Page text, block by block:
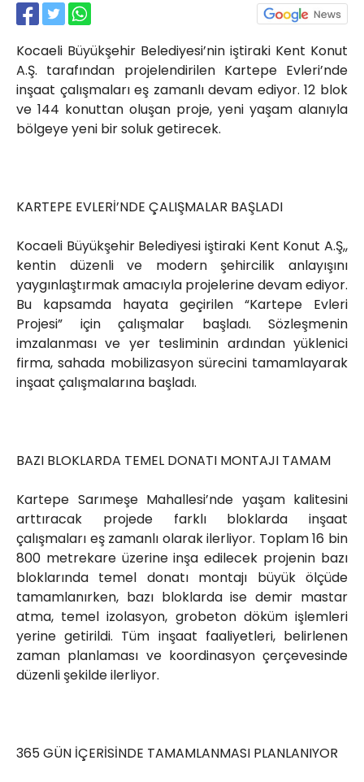
Kocaeli Büyükşehir Belediyesi’nin iştiraki Kent Konut
A.Ş. tarafından projelendirilen Kartepe Evleri’nde
inşaat çalışmaları eş zamanlı devam ediyor. 12 blok
ve 144 konuttan oluşan proje, yeni yaşam alanıyla
bölgeye yeni bir soluk getirecek.
KARTEPE EVLERİ’NDE ÇALIŞMALAR BAŞLADI
Kocaeli Büyükşehir Belediyesi iştiraki Kent Konut A.Ş,,
kentin düzenli ve modern şehircilik anlayışını
yaygınlaştırmak amacıyla projelerine devam ediyor.
Bu kapsamda hayata geçirilen “Kartepe Evleri
Projesi” için çalışmalar başladı. Sözleşmenin
imzalanması ve yer tesliminin ardından yüklenici
firma, sahada mobilizasyon sürecini tamamlayarak
inşaat çalışmalarına başladı.
BAZI BLOKLARDA TEMEL DONATI MONTAJI TAMAM
Kartepe Sarımeşe Mahallesi’nde yaşam kalitesini
arttıracak projede farklı bloklarda inşaat
çalışmaları eş zamanlı olarak ilerliyor. Toplam 16 bin
800 metrekare üzerine inşa edilecek projenin bazı
bloklarında temel donatı montajı büyük ölçüde
tamamlanırken, bazı bloklarda ise demir mastar
atma, temel izolasyon, grobeton döküm işlemleri
yerine getirildi. Tüm inşaat faaliyetleri, belirlenen
zaman planlaması ve koordinasyon çerçevesinde
düzenli şekilde ilerliyor.
365 GÜN İÇERİSİNDE TAMAMLANMASI PLANLANIYOR
Akkavaklar Caddesi No:17/4 İzmit-
KOCAELİ
kocaelisokak@gmail.com